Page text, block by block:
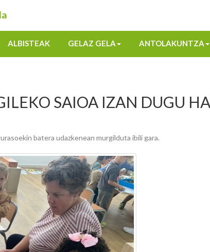
ALBISTEAK GELAZ GELA ANTOLAKUNTZA
SAIOA IZAN DUGU
batera udazkenean murgilduta ibili gara.